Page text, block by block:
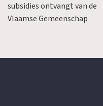
subsidies ontvangt van de
Vlaamse Gemeenschap